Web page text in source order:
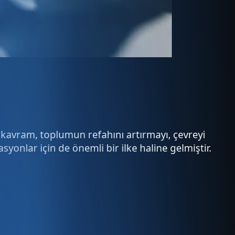
toplumun refahını artırmayı, çevreyi
için de önemli bir ilke haline gelmiştir.